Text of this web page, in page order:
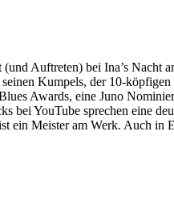
Auftreten) bei Ina’s
Kumpels, der 10-
Awards, eine Juno
bei YouTube sprechen eine
ein Meister am Werk. Auch